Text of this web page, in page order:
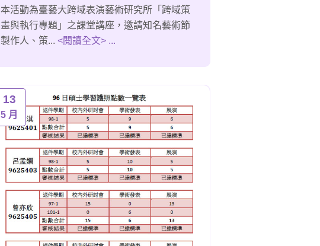
本活動為臺藝大跨域表演藝術研究所「跨域策
畫與執行專題」之課堂講座，邀請知名藝術節
製作人、策... <閱讀全文> ...
13
5 月